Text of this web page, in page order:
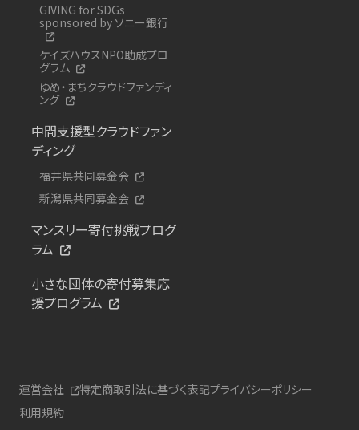
GIVING for SDGs
sponsored by ソニー銀行
ケイズハウスNPO助成プロ
グラム
ゆめ・まちクラウドファンディ
ング
中間支援型クラウドファン
ディング
福井県共同募金会
新潟県共同募金会
マンスリー寄付挑戦プログ
ラム
小さな団体の寄付募集応
援プログラム
運営会社 特定商取引法に基づく表記プライバシーポリシー
利用規約